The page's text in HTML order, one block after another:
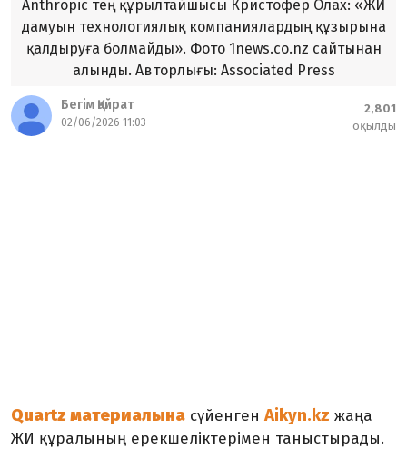
Anthropic тең құрылтайшысы Кристофер Олах: «ЖИ
дамуын технологиялық компаниялардың құзырына
қалдыруға болмайды». Фото 1news.co.nz сайтынан
алынды. Авторлығы: Associated Press
Бегім Қайрат
02/06/2026 11:03
2,801
оқылды
Quartz материалына сүйенген Aikyn.kz жаңа
ЖИ құралының ерекшеліктерімен таныстырады.